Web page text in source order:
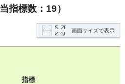
指標数：19）
画面サイズで表示
指標